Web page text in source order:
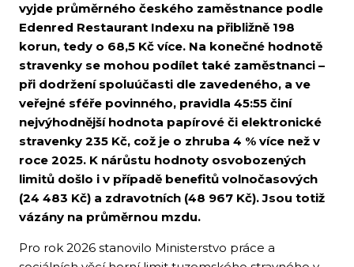
vyjde průměrného českého zaměstnance podle
Edenred Restaurant Indexu na přibližně 198
korun, tedy o 68,5 Kč více. Na konečné hodnotě
stravenky se mohou podílet také zaměstnanci –
při dodržení spoluúčasti dle zavedeného, a ve
veřejné sféře povinného, pravidla 45:55 činí
nejvýhodnější hodnota papírové či elektronické
stravenky 235 Kč, což je o zhruba 4 % více než v
roce 2025. K nárůstu hodnoty osvobozených
limitů došlo i v případě benefitů volnočasových
(24 483 Kč) a zdravotních (48 967 Kč). Jsou totiž
vázány na průměrnou mzdu.
Pro rok 2026 stanovilo Ministerstvo práce a